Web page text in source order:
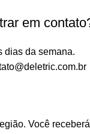
em
dias da semana.
Você